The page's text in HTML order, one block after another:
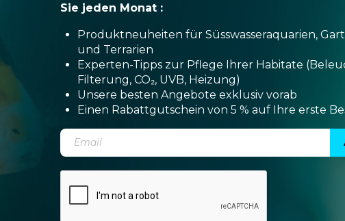
Sie jeden Monat :
Produktneuheiten für Süsswasseraquarien,
und Terrarien
Experten-Tipps zur Pflege Ihrer Habitate
Filterung, CO₂, UVB, Heizung)
Unsere besten Angebote exklusiv vorab
Einen Rabattgutschein von 5 % auf Ihre erste